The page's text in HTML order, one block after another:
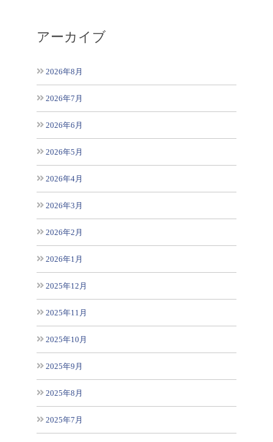
アーカイブ
2026年8月
2026年7月
2026年6月
2026年5月
2026年4月
2026年3月
2026年2月
2026年1月
2025年12月
2025年11月
2025年10月
2025年9月
2025年8月
2025年7月